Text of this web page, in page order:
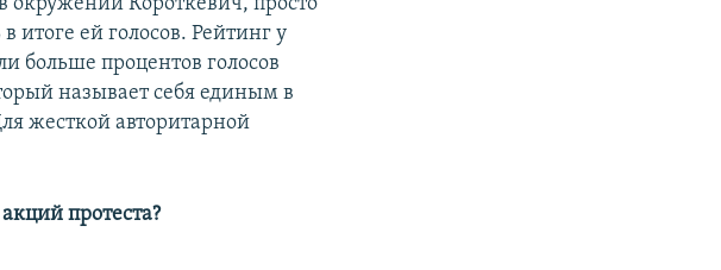
итоге ей голосов. Рейтинг у
больше процентов голосов
называет себя единым в
жесткой авторитарной
протеста?